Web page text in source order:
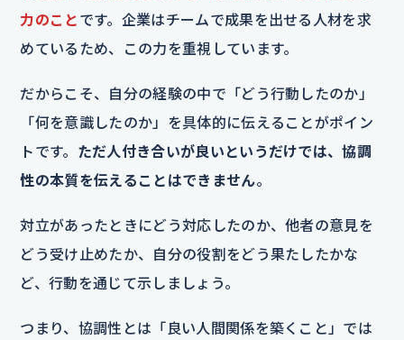
力のこと です。企業はチームで成果を出せる人材を求
めているため、この力を重視しています。
だからこそ、自分の経験の中で「どう行動したのか」
「何を意識したのか」を具体的に伝えることがポイン
トです。 ただ人付き合いが良いというだけでは、協調
性の本質を伝えることはできません。
対立があったときにどう対応したのか、他者の意見を
どう受け止めたか、自分の役割をどう果たしたかな
ど、行動を通じて示しましょう。
つまり、協調性とは「良い人間関係を築くこと」では